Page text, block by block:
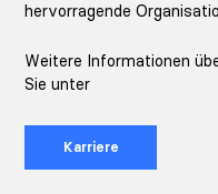
hervorragende
Weitere Informationen
Sie unter
Karriere